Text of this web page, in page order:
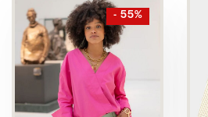
- 55%